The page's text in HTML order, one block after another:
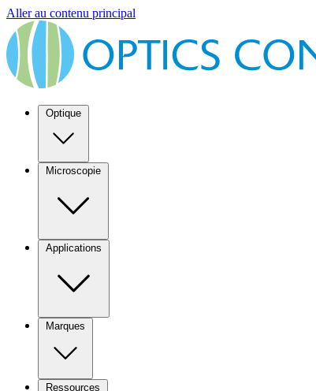
Aller au contenu principal
Optique
Microscopie
Applications
Marques
Ressources